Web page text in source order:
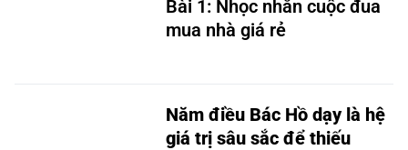
Bài 1: Nhọc nhằn cuộc đua
mua nhà giá rẻ
Năm điều Bác Hồ dạy là hệ
giá trị sâu sắc để thiếu